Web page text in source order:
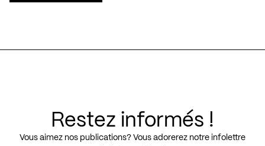
Restez informés !
Vous aimez nos publications? Vous adorerez notre infolettre